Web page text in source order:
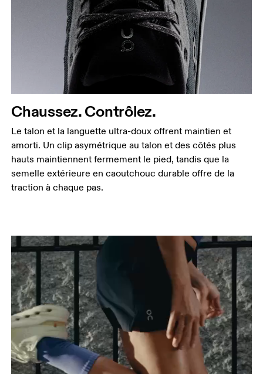
Chaussez. Contrôlez.
Le talon et la languette ultra-doux offrent maintien et
amorti. Un clip asymétrique au talon et des côtés plus
hauts maintiennent fermement le pied, tandis que la
semelle extérieure en caoutchouc durable offre de la
traction à chaque pas.